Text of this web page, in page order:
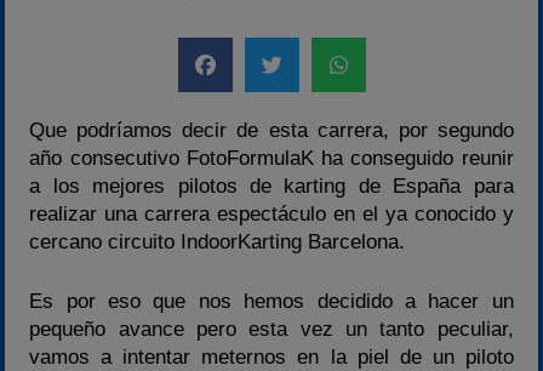
Temporada 2026
Temporadas anteriores
2020-2021
Estadísticas
Que podríamos decir de esta carrera, por segundo
año consecutivo FotoFormulaK ha conseguido reunir
a los mejores pilotos de karting de España para
realizar una carrera espectáculo en el ya conocido y
cercano circuito IndoorKarting Barcelona.
Es por eso que nos hemos decidido a hacer un
pequeño avance pero esta vez un tanto peculiar,
vamos a intentar meternos en la piel de un piloto